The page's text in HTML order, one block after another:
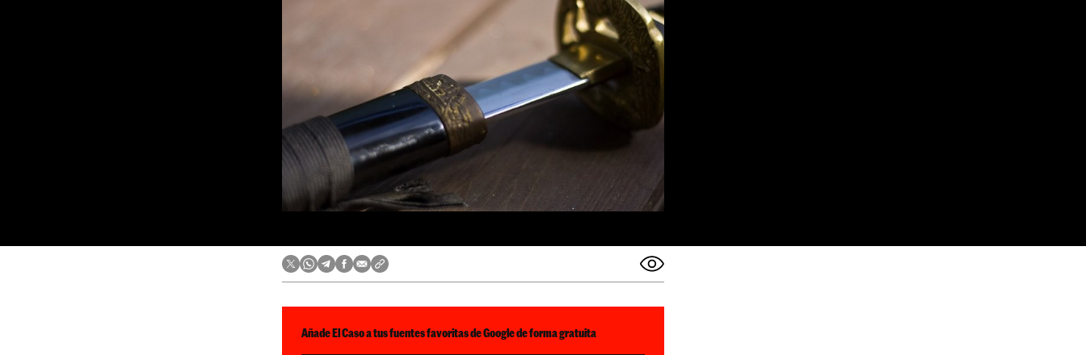
Añade El Caso a tus fuentes favoritas de Google de forma gratuita